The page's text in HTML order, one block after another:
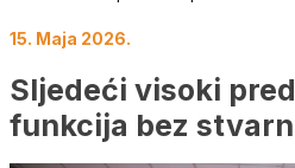
15. Maja 2026.
Sljedeći visoki
funkcija bez